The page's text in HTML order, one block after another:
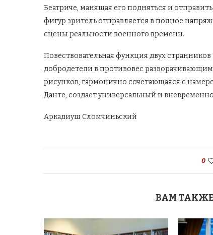
Беатриче, манящая его подняться и
фигур зритель отправляется в полное
сцены реальности военного времени.
Повествовательная функция двух
добродетели в противовес
рисунков, гармонично сочетающаяся с
Данте, создает универсальный и
Аркадиуш Сломчиньский
0
ВАМ